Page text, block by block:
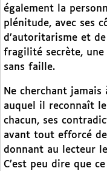
également la
plénitude, avec ses
d’autoritarisme et
fragilité secrète,
sans faille.
Ne cherchant jamais
auquel il reconnaît
chacun, ses
avant tout efforcé
donnant au lecteur
C’est peu dire que